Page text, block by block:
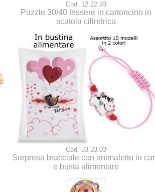
Cod. 12.22.93
Puzzle 30/40 tessere in cartoncino in
scatola cilindrica
Cod. 53.33.03
Sorpresa bracciale con animaletto in
e busta alimentare